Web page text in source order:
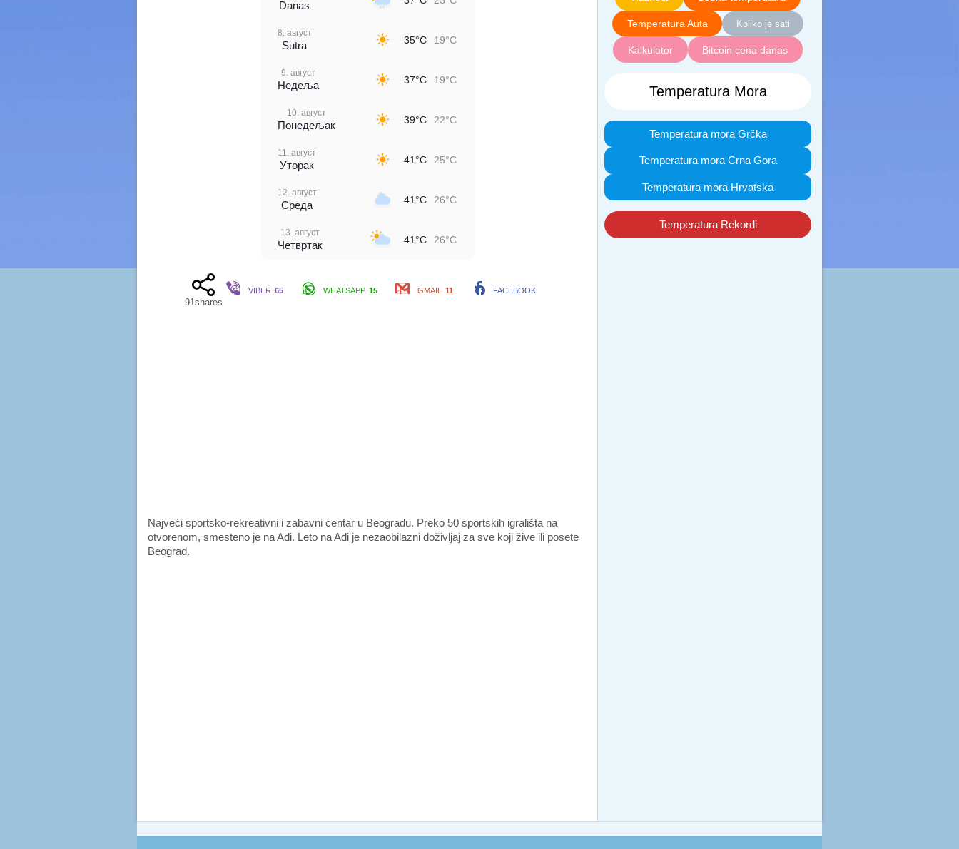
Danas
8. август
Sutra 35°C 19°C
9. август
Недеља 37°C 19°C
10. август
Понедељак 39°C 22°C
11. август
Уторак 41°C 25°C
12. август
Среда 41°C 26°C
13. август
Четвртак 41°C 26°C
91shares
VIBER 65 WHATSAPP 15 GMAIL 11 FACEBOOK
Najveći sportsko-rekreativni i zabavni centar u Beogradu. Preko 50 sportskih igrališta na
otvorenom, smesteno je na Adi. Leto na Adi je nezaobilazni doživljaj za sve koji žive ili posete
Beograd.
Temperatura Auta Koliko je sati
Kalkulator Bitcoin cena danas
Temperatura Mora
Temperatura mora Grčka
Temperatura mora Crna Gora
Temperatura mora Hrvatska
Temperatura Rekordi